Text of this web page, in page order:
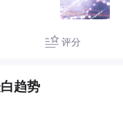
！（报名
出发，
服务的
评分
趋势